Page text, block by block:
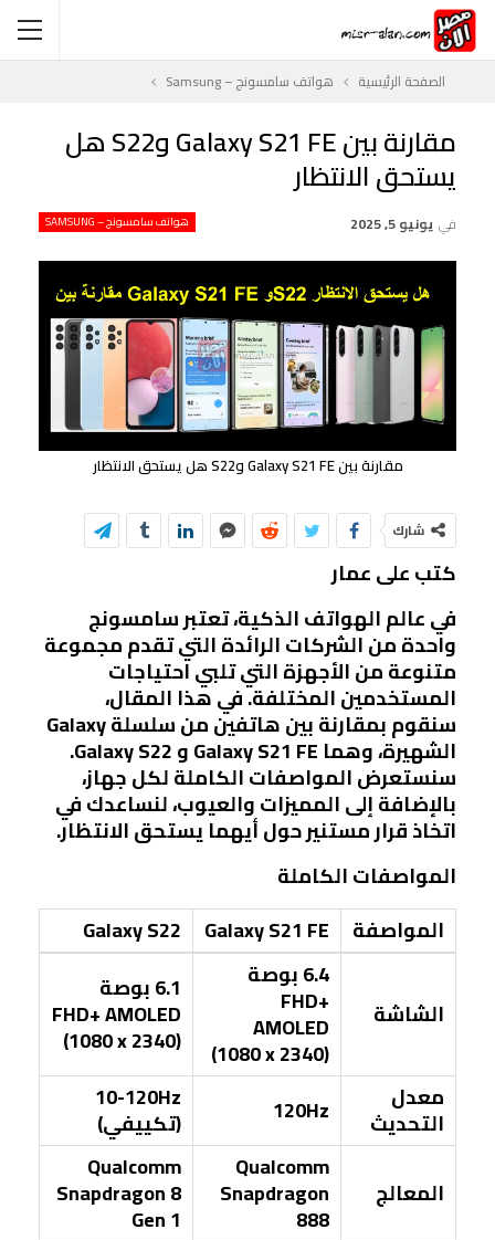
الصفحة الرئيسية هواتف سامسونج – Samsung
مقارنة بين Galaxy S21 FE وS22 هل
يستحق الانتظار
هواتف سامسونج – SAMSUNG في يونيو 5, 2025
مقارنة بين Galaxy S21 FE وS22 هل يستحق الانتظار
شارك
كتب على عمار
في عالم الهواتف الذكية، تعتبر سامسونج
واحدة من الشركات الرائدة التي تقدم مجموعة
متنوعة من الأجهزة التي تلبي احتياجات
المستخدمين المختلفة. في هذا المقال،
سنقوم بمقارنة بين هاتفين من سلسلة Galaxy
الشهيرة، وهما Galaxy S21 FE و Galaxy S22.
سنستعرض المواصفات الكاملة لكل جهاز،
بالإضافة إلى المميزات والعيوب، لنساعدك في
اتخاذ قرار مستنير حول أيهما يستحق الانتظار.
المواصفات الكاملة
المواصفة
Galaxy S21 FE
Galaxy S22
الشاشة
6.4 بوصة
FHD+
AMOLED
(1080 x 2340)
6.1 بوصة
FHD+ AMOLED
(1080 x 2340)
معدل
التحديث 120Hz
10-120Hz
(تكييفي)
المعالج
Qualcomm
Snapdragon
888
Qualcomm
Snapdragon 8
Gen 1